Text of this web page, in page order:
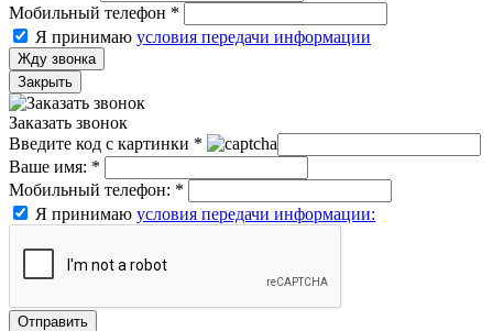
Мобильный телефон *
Я принимаю условия передачи информации
Жду звонка
Закрыть
Заказать звонок
Введите код с картинки *
Ваше имя: *
Мобильный телефон: *
Я принимаю условия передачи информации:
Отправить